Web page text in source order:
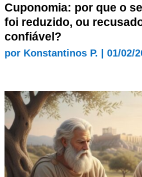
Cuponomia: por que o
foi reduzido, ou
confiável?
por Konstantinos P. 01/02/